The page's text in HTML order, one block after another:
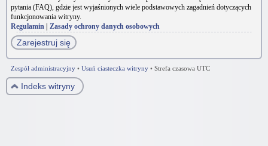
pytania (FAQ), gdzie jest wyjaśnionych wiele podstawowych zagadnień dotyczących
funkcjonowania witryny.
Regulamin
Zasady ochrony danych osobowych
Zarejestruj się
Zespół administracyjny • Usuń ciasteczka witryny • Strefa czasowa UTC
Indeks witryny